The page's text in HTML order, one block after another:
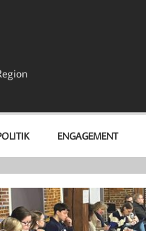
ENGAGEMENT